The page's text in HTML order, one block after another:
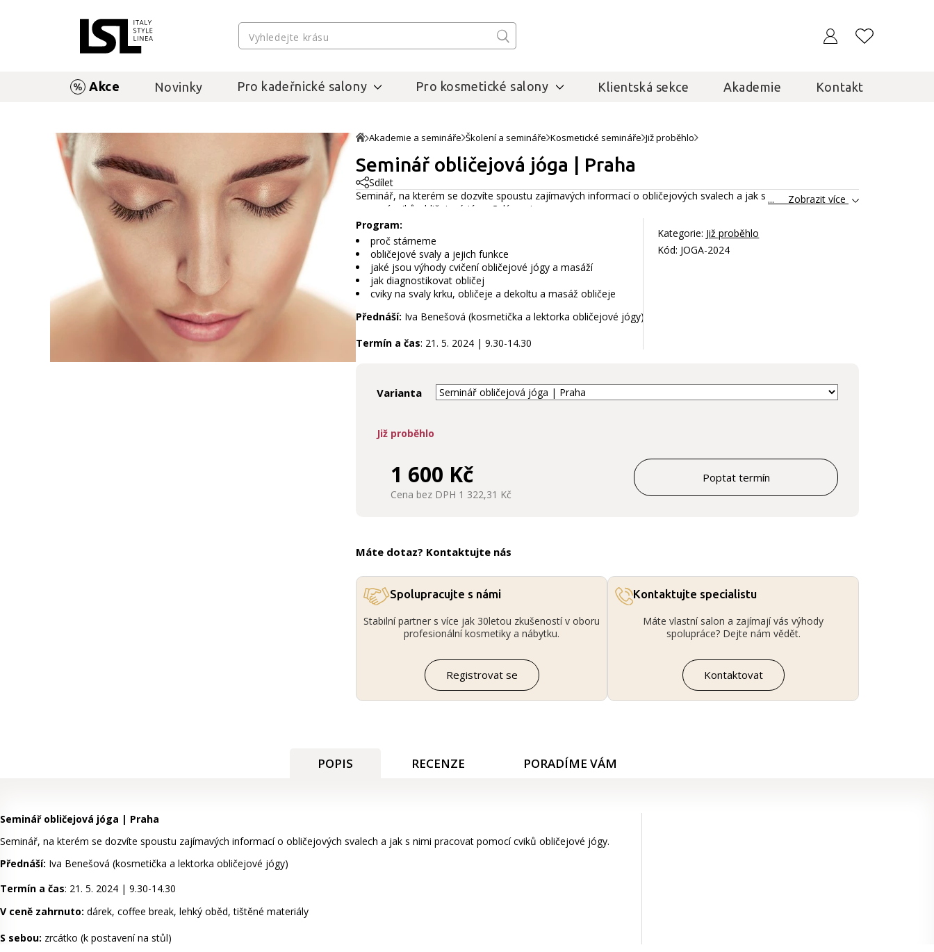
Akce Novinky Pro kadeřnické salony Pro kosmetické salony Klientská sekce Akademie Kontakt
Akademie a semináře Školení a semináře Kosmetické semináře Již proběhlo
Seminář obličejová jóga | Praha
Sdílet
Seminář, na kterém se dozvíte spoustu zajímavých informací o obličejových svalech a jak s nimi pracovat
pomocí cviků obličejové jógy.
Celý popis
... Zobrazit více
Program:
proč stárneme
obličejové svaly a jejich funkce
jaké jsou výhody cvičení obličejové jógy a masáží
jak diagnostikovat obličej
cviky na svaly krku, obličeje a dekoltu a masáž obličeje
Přednáší: Iva Benešová (kosmetička a lektorka obličejové jógy)
Termín a čas: 21. 5. 2024 | 9.30-14.30
Kategorie: Již proběhlo
Kód: JOGA-2024
Varianta
Již proběhlo
1 600 Kč
Cena bez DPH 1 322,31 Kč
Poptat termín
Máte dotaz? Kontaktujte nás
Spolupracujte s námi
Stabilní partner s více jak 30letou zkušeností v oboru
profesionální kosmetiky a nábytku.
Registrovat se
Kontaktujte specialistu
Máte vlastní salon a zajímají vás výhody
spolupráce? Dejte nám vědět.
Kontaktovat
POPIS RECENZE PORADÍME VÁM
Seminář obličejová jóga | Praha
Seminář, na kterém se dozvíte spoustu zajímavých informací o obličejových svalech a jak s nimi pracovat pomocí cviků obličejové jógy.
Přednáší: Iva Benešová (kosmetička a lektorka obličejové jógy)
Termín a čas: 21. 5. 2024 | 9.30-14.30
V ceně zahrnuto: dárek, coffee break, lehký oběd, tištěné materiály
S sebou: zrcátko (k postavení na stůl)